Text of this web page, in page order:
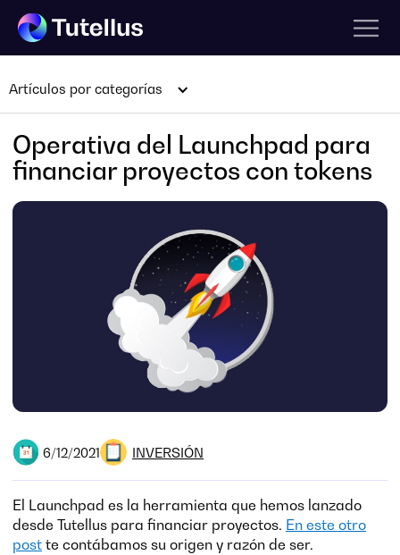
Artículos por categorías
Operativa del Launchpad para
financiar proyectos con tokens
6/12/2021 INVERSIÓN
El Launchpad es la herramienta que hemos lanzado
desde Tutellus para financiar proyectos. En este otro
post te contábamos su origen y razón de ser.